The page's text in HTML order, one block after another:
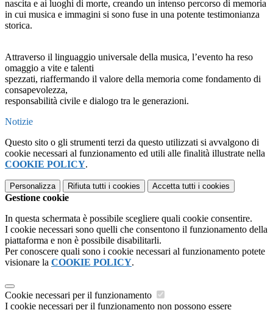
nascita e ai luoghi di morte, creando un intenso percorso di memoria
in cui musica e immagini si sono fuse in una potente testimonianza
storica.
Attraverso il linguaggio universale della musica, l’evento ha reso
omaggio a vite e talenti
spezzati, riaffermando il valore della memoria come fondamento di
consapevolezza,
responsabilità civile e dialogo tra le generazioni.
Notizie
Questo sito o gli strumenti terzi da questo utilizzati si avvalgono di
cookie necessari al funzionamento ed utili alle finalità illustrate nella
COOKIE POLICY.
Personalizza Rifiuta tutti i cookies Accetta tutti i cookies
Gestione cookie
In questa schermata è possibile scegliere quali cookie consentire.
I cookie necessari sono quelli che consentono il funzionamento della
piattaforma e non è possibile disabilitarli.
Per conoscere quali sono i cookie necessari al funzionamento potete
visionare la COOKIE POLICY.
Cookie necessari per il funzionamento
I cookie necessari per il funzionamento non possono essere